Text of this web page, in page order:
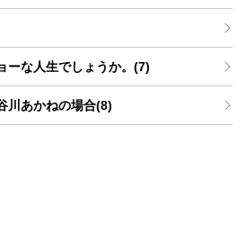
ーな人生でしょうか。(7)
川あかねの場合(8)